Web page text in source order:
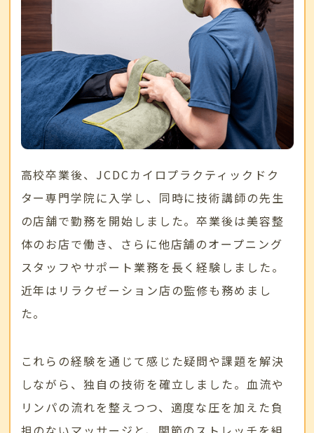
高校卒業後、JCDCカイロプラクティックドク
ター専門学院に入学し、同時に技術講師の先生
の店舗で勤務を開始しました。卒業後は美容整
体のお店で働き、さらに他店舗のオープニング
スタッフやサポート業務を長く経験しました。
近年はリラクゼーション店の監修も務めまし
た。
これらの経験を通じて感じた疑問や課題を解決
しながら、独自の技術を確立しました。血流や
リンパの流れを整えつつ、適度な圧を加えた負